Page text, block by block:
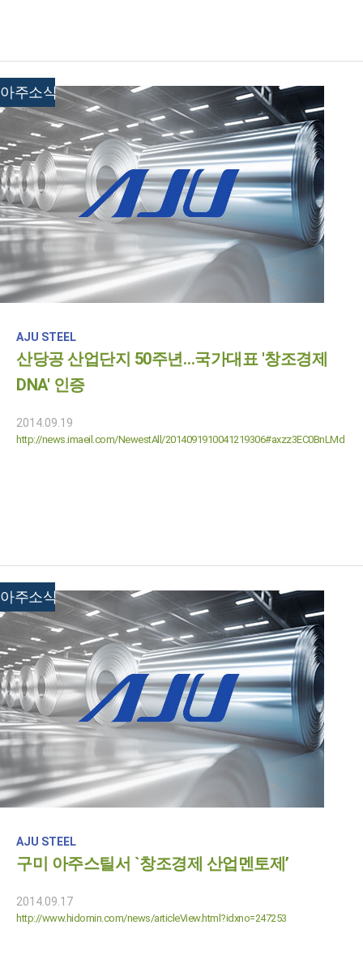
AJU STEEL
산당공 산업단지 50주년…국가대표 '창조경제
DNA' 인증
2014.09.19
http://news.imaeil.com/NewestAll/2014091910041219306#axzz3EC0BnLMd
아주소식
AJU STEEL
구미 아주스틸서 `창조경제 산업멘토제’
2014.09.17
http://www.hidomin.com/news/articleView.html?idxno=247253
아주소식